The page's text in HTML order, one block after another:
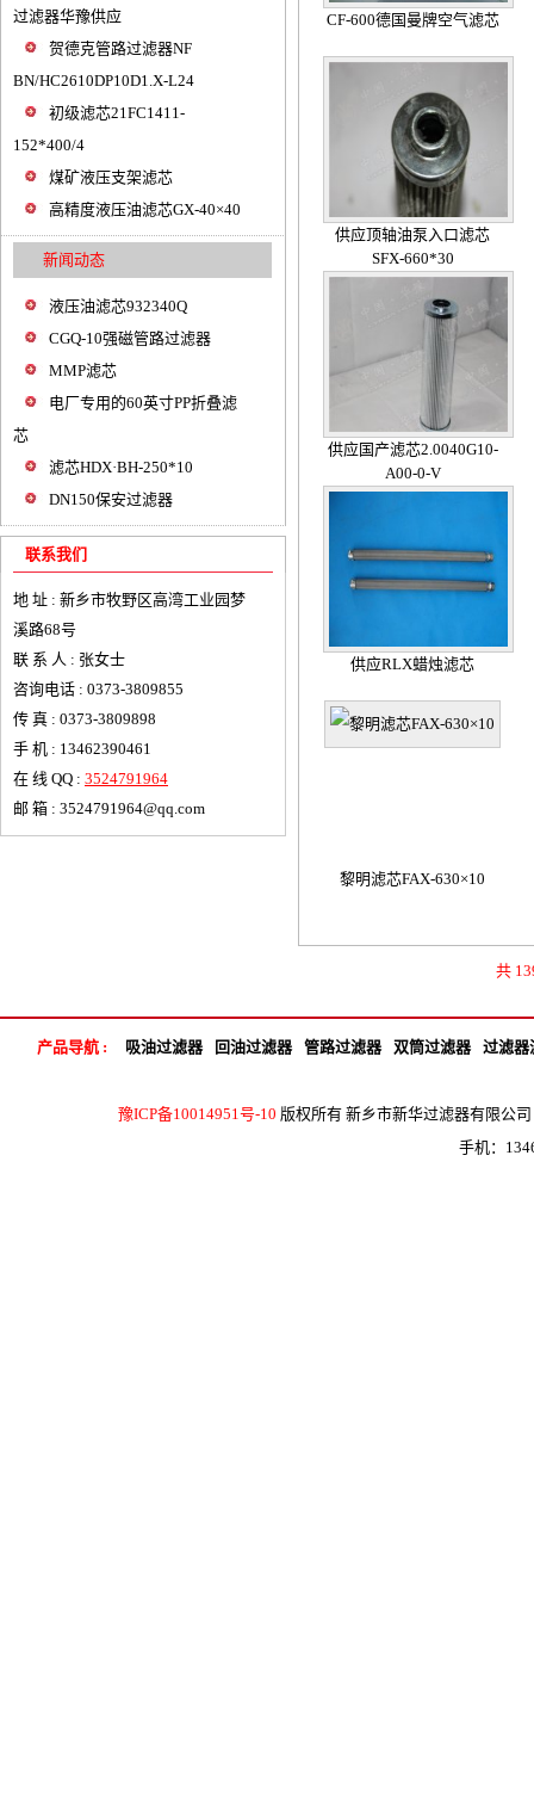
过滤器华豫供应
贺德克管路过滤器NF
BN/HC2610DP10D1.X-L24
初级滤芯21FC1411-
152*400/4
煤矿液压支架滤芯
高精度液压油滤芯GX-40×40
新闻动态
液压油滤芯932340Q
CGQ-10强磁管路过滤器
MMP滤芯
电厂专用的60英寸PP折叠滤
芯
滤芯HDX·BH-250*10
DN150保安过滤器
联系我们
地 址 : 新乡市牧野区高湾工业园梦
溪路68号
联 系 人 : 张女士
咨询电话 : 0373-3809855
传 真 : 0373-3809898
手 机 : 13462390461
在 线 QQ : 3524791964
邮 箱 : 3524791964@qq.com
CF-600德国曼牌空气滤芯
供应顶轴油泵入口滤芯
SFX-660*30
供应国产滤芯2.0040G10-
A00-0-V
供应RLX蜡烛滤芯
黎明滤芯FAX-630×10
共
产品导航 : 吸油过滤器 回油过滤器 管路过滤器 双筒过滤器 过滤器
豫ICP备10014951号-10 版权所有 新乡市新华过滤器有限公
手机：